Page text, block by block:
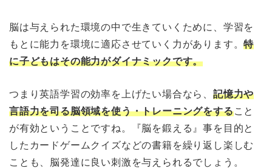
脳は与えられた環境の中で生きていくために、学習を
もとに能力を環境に適応させていく力があります。特
に子どもはその能力がダイナミックです。
つまり英語学習の効率を上げたい場合なら、 記憶力や
言語力を司る脳領域を使う・トレーニングをすること
が有効ということですね。『脳を鍛える』事を目的と
したカードゲームクイズなどの書籍を繰り返し楽しむ
ことも、脳発達に良い刺激を与えられるでしょう。